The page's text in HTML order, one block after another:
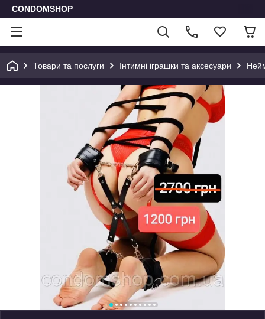
CONDOMSHOP
Товари та послуги Інтимні іграшки та аксесуари